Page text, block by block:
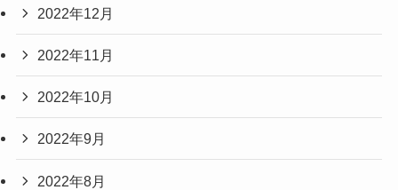
2022年12月
2022年11月
2022年10月
2022年9月
2022年8月